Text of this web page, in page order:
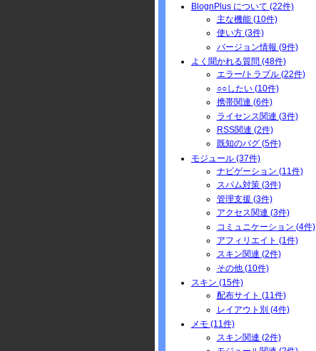
BlognPlus について (22件)
主な機能 (10件)
使い方 (3件)
バージョン情報 (9件)
よく聞かれる質問 (48件)
エラー/トラブル (22件)
○○したい (10件)
携帯関連 (6件)
ライセンス関連 (3件)
RSS関連 (2件)
既知のバグ (5件)
モジュール (37件)
ナビゲーション (11件)
スパム対策 (3件)
管理支援 (3件)
アクセス関連 (3件)
コミュニケーション (4件)
アフィリエイト (1件)
スキン関連 (2件)
その他 (10件)
スキン (15件)
配布サイト (11件)
レイアウト別 (4件)
メモ (11件)
スキン関連 (2件)